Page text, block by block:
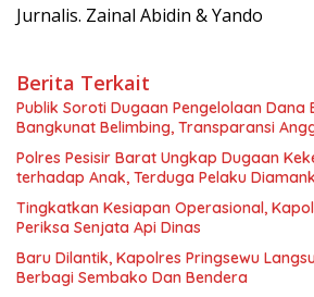
Jurnalis. Zainal Abidin & Yando
Berita Terkait
Publik Soroti Dugaan Pengelolaan Dana
Bangkunat Belimbing, Transparansi
Polres Pesisir Barat Ungkap Dugaan
terhadap Anak, Terduga Pelaku
Tingkatkan Kesiapan Operasional,
Periksa Senjata Api Dinas
Baru Dilantik, Kapolres Pringsewu
Berbagi Sembako Dan Bendera